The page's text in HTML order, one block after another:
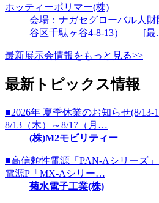
ホッティーポリマー(株)
会場：ナガセグローバル人
谷区千駄ヶ谷4-8-13） [
最新展示会情報をもっと見る>>
最新トピックス情報
■2026年 夏季休業のお知らせ(8/13-
8/13（木）～8/17（月…
(株)M2モビリティー
■高信頼性電源「PAN-Aシリーズ
電源P「MX-Aシリー…
菊水電子工業(株)